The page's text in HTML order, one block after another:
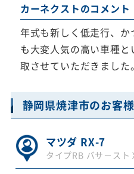
カーネクストのコメント
年式も新しく低走行、
も大変人気の高い車種
取させていただきました。
静岡県焼津市のお客様
マツダ RX-7
タイプRB バサ－スト